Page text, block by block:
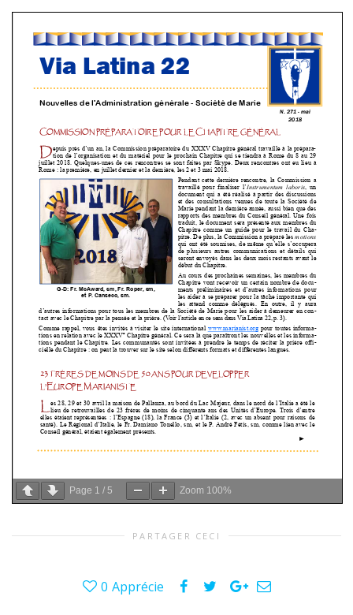
Page 1 / 5 Zoom 100%
PARTAGER CECI
0 Apprécie